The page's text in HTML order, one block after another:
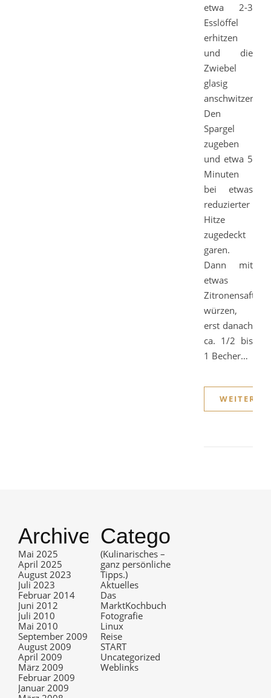
etwa 2-3
Esslöffel
erhitzen
und die
Zwiebel
glasig
anschwitzen.
Den
Spargel
zugeben
und etwa 5
Minuten
bei etwas
reduzierter
Hitze
zugedeckt
garen.
Dann mit
etwas
Zitronensaft
würzen,
erst danach
ca. 1/2 bis
1 Becher…
Archives
Mai 2025
April 2025
August 2023
Juli 2023
Februar 2014
Juni 2012
Juli 2010
Mai 2010
September 2009
August 2009
April 2009
März 2009
Februar 2009
Januar 2009
Categories
(Kulinarisches –
ganz persönliche
Tipps.)
Aktuelles
Das
MarktKochbuch
Fotografie
Linux
Reise
START
Uncategorized
Weblinks